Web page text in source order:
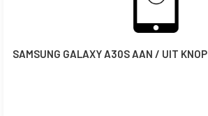
SAMSUNG GALAXY A30S AAN / UIT KNOP